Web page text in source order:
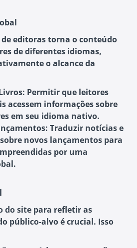
editoras torna o conteúdo
de diferentes idiomas,
o alcance da
Permitir que leitores
acessem informações sobre
em seu idioma nativo.
Traduzir notícias e
novos lançamentos para
por uma
do site para refletir as
público-alvo é crucial. Isso